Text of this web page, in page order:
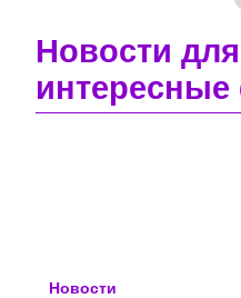
Новости
Новости